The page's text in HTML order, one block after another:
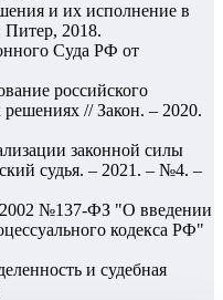
и их исполнение в
2018.
Суда РФ от
российского
решениях // Закон. – 2020.
законной силы
судья. – 2021. – №4. –
№137-ФЗ "О введении
кодекса РФ"
и судебная